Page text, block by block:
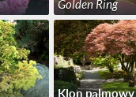
Golden Ring
Klon palmowy